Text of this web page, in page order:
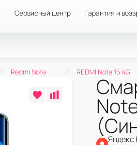
Сервисный центр Гарантия и
Redmi Note REDMI Note 15 4G
Яндекс